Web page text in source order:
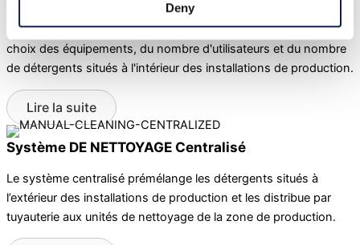
Deny
Le système décentralisé offre une grande souplesse dans le
choix des équipements, du nombre d'utilisateurs et du nombre
de détergents situés à l'intérieur des installations de production.
Lire la suite
Système DE NETTOYAGE Centralisé
Le système centralisé prémélange les détergents situés à
l’extérieur des installations de production et les distribue par
tuyauterie aux unités de nettoyage de la zone de production.